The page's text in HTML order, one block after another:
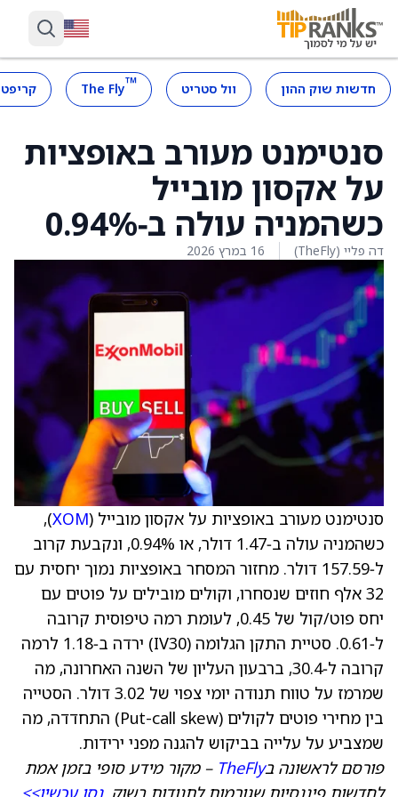
חדשות שוק ההון וול סטריט ™
The Fly
סנטימנט מעורב באופציות
על אקסון מובייל
כשהמניה עולה ב‑0.94%
דה פליי (TheFly) 16 במרץ 2026
סנטימנט מעורב באופציות על אקסון מובייל (XOM
),
כשהמניה עולה ב‑1.47 דולר, או 0.94%, ונקבעת קרוב
ל‑157.59 דולר. מחזור המסחר באופציות נמוך יחסית עם
32 אלף חוזים שנסחרו, וקולים מובילים על פוטים עם
יחס פוט/קול של 0.45, לעומת רמה טיפוסית קרובה
ל‑0.61. סטיית התקן הגלומה (IV30) ירדה ב‑1.18 לרמה
קרובה ל‑30.4, ברבעון העליון של השנה האחרונה, מה
שמרמז על טווח תנודה יומי צפוי של 3.02 דולר. הסטייה
בין מחירי פוטים לקולים (Put-call skew) התחדדה, מה
שמצביע על עלייה בביקוש להגנה מפני ירידות.
פורסם לראשונה בTheFly – מקור מידע סופי בזמן אמת